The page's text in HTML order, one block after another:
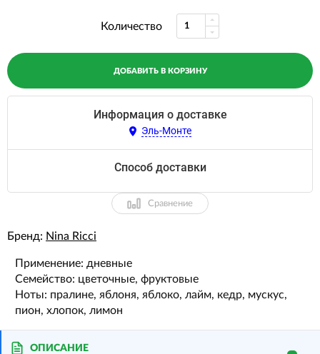
Количество
ДОБАВИТЬ В КОРЗИНУ
Информация о доставке
Эль-Монте
Способ доставки
Сравнение
Бренд: Nina Ricci
Применение: дневные
Семейство: цветочные, фруктовые
Ноты: пралине, яблоня, яблоко, лайм, кедр, мускус,
пион, хлопок, лимон
ОПИСАНИЕ